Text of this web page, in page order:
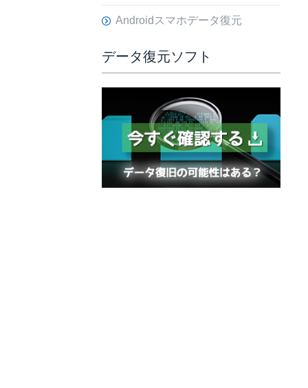
Androidスマホデータ復元
データ復元ソフト